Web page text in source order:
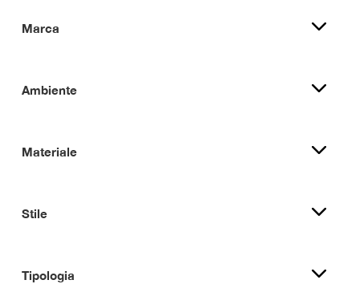
Marca
Ambiente
Materiale
Stile
Tipologia